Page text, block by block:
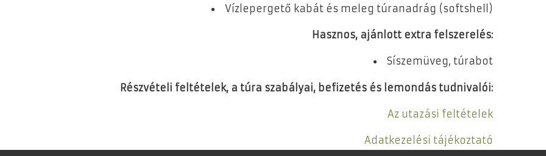
Vízlepergető kabát és meleg túranadrág (softshell)
Hasznos, ajánlott extra felszerelés:
Síszemüveg, túrabot
Részvételi feltételek, a túra szabályai, befizetés és lemondás tudnivalói:
Az utazási feltételek
Adatkezelési tájékoztató